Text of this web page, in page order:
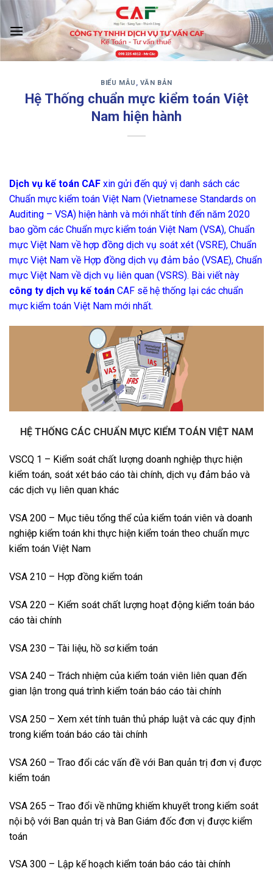
Skip
to
content
‹ ›
BIỂU MẪU , VĂN BẢN
Hệ Thống chuẩn mực kiểm toán Việt
Nam hiện hành
Dịch vụ kế toán CAF xin gửi đến quý vị danh sách các
Chuẩn mực kiểm toán Việt Nam (Vietnamese Standards on
Auditing – VSA) hiện hành và mới nhất tính đến năm 2020
bao gồm các Chuẩn mực kiểm toán Việt Nam (VSA), Chuẩn
mực Việt Nam về hợp đồng dịch vụ soát xét (VSRE), Chuẩn
mực Việt Nam về Hợp đồng dịch vụ đảm bảo (VSAE), Chuẩn
mực Việt Nam về dịch vụ liên quan (VSRS). Bài viết này
công ty dịch vụ kế toán CAF sẽ hệ thống lại các chuẩn
mực kiểm toán Việt Nam mới nhất.
HỆ THỐNG CÁC CHUẨN MỰC KIỂM TOÁN VIỆT NAM
VSCQ 1 – Kiểm soát chất lượng doanh nghiệp thực hiện
kiểm toán, soát xét báo cáo tài chính, dịch vụ đảm bảo và
các dịch vụ liên quan khác
VSA 200 – Mục tiêu tổng thể của kiểm toán viên và doanh
nghiệp kiểm toán khi thực hiện kiểm toán theo chuẩn mực
kiểm toán Việt Nam
VSA 210 – Hợp đồng kiểm toán
VSA 220 – Kiểm soát chất lượng hoạt động kiểm toán báo
cáo tài chính
VSA 230 – Tài liệu, hồ sơ kiểm toán
VSA 240 – Trách nhiệm của kiểm toán viên liên quan đến
gian lận trong quá trình kiểm toán báo cáo tài chính
VSA 250 – Xem xét tính tuân thủ pháp luật và các quy định
trong kiểm toán báo cáo tài chính
VSA 260 – Trao đổi các vấn đề với Ban quản trị đơn vị được
kiểm toán
VSA 265 – Trao đổi về những khiếm khuyết trong kiểm soát
nội bộ với Ban quản trị và Ban Giám đốc đơn vị được kiểm
toán
VSA 300 – Lập kế hoạch kiểm toán báo cáo tài chính